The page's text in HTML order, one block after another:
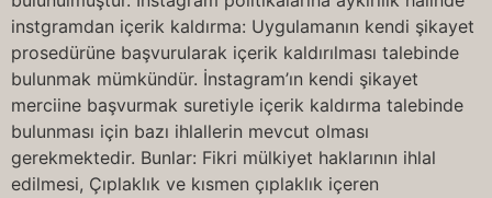
instgramdan içerik kaldırma: Uygulamanın kendi şikayet
prosedürüne başvurularak içerik kaldırılması talebinde
bulunmak mümkündür. İnstagram’ın kendi şikayet
merciine başvurmak suretiyle içerik kaldırma talebinde
bulunması için bazı ihlallerin mevcut olması
gerekmektedir. Bunlar: Fikri mülkiyet haklarının ihlal
edilmesi, Çıplaklık ve kısmen çıplaklık içeren